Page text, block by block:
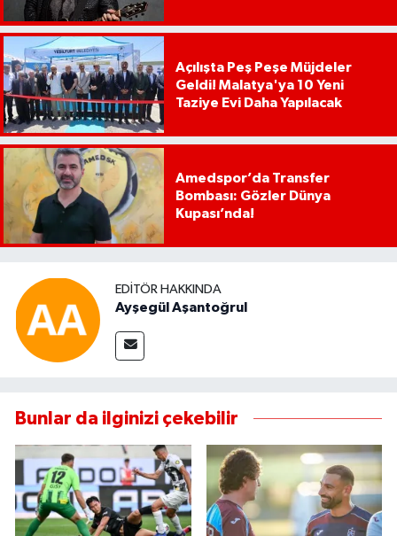
Açılışta Peş Peşe Müjdeler
Geldi! Malatya'ya 10 Yeni
Taziye Evi Daha Yapılacak
Amedspor’da Transfer
Bombası: Gözler Dünya
Kupası’nda!
EDITÖR HAKKINDA
Ayşegül Aşantoğrul
Bunlar da ilginizi çekebilir